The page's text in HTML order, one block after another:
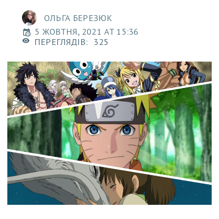
ОЛЬГА БЕРЕЗЮК
5 ЖОВТНЯ, 2021 AT 15:36
ПЕРЕГЛЯДІВ:
325